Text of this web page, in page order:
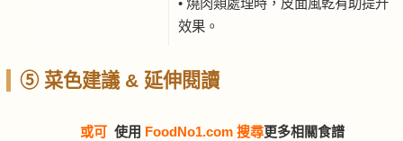
• 燒肉類處理時，皮面風乾有助提升
效果。
⑤ 菜色建議 & 延伸閱讀
或可 使用 FoodNo1.com 搜尋更多相關食譜